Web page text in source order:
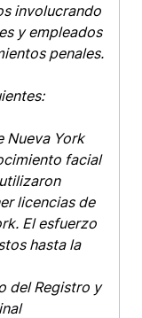
involucrando
y empleados
penales.
Nueva York
facial
licencias de
El esfuerzo
hasta la
del Registro y